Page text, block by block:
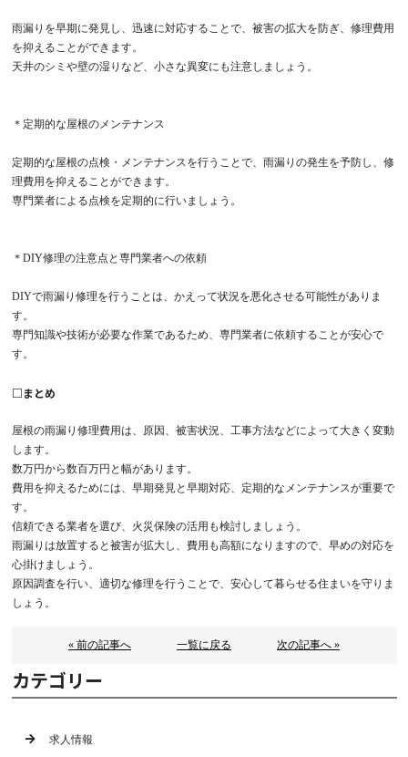
雨漏りを早期に発見し、迅速に対応することで、被害の拡大を防ぎ、修理費用
を抑えることができます。
天井のシミや壁の湿りなど、小さな異変にも注意しましょう。
＊定期的な屋根のメンテナンス
定期的な屋根の点検・メンテナンスを行うことで、雨漏りの発生を予防し、修
理費用を抑えることができます。
専門業者による点検を定期的に行いましょう。
＊DIY修理の注意点と専門業者への依頼
DIYで雨漏り修理を行うことは、かえって状況を悪化させる可能性がありま
す。
専門知識や技術が必要な作業であるため、専門業者に依頼することが安心で
す。
□まとめ
屋根の雨漏り修理費用は、原因、被害状況、工事方法などによって大きく変動
します。
数万円から数百万円と幅があります。
費用を抑えるためには、早期発見と早期対応、定期的なメンテナンスが重要で
す。
信頼できる業者を選び、火災保険の活用も検討しましょう。
雨漏りは放置すると被害が拡大し、費用も高額になりますので、早めの対応を
心掛けましょう。
原因調査を行い、適切な修理を行うことで、安心して暮らせる住まいを守りま
しょう。
« 前の記事へ 一覧に戻る 次の記事へ »
カテゴリー
求人情報